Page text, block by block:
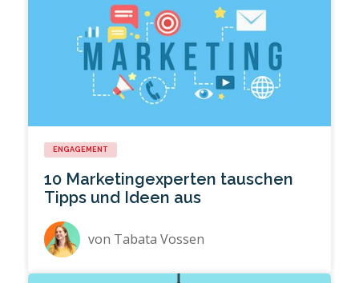
ENGAGEMENT
10 Marketingexperten tauschen
Tipps und Ideen aus
von Tabata Vossen